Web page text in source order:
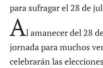
para sufragar el 28 de
Al amanecer del 28
jornada para muchos
celebrarán las